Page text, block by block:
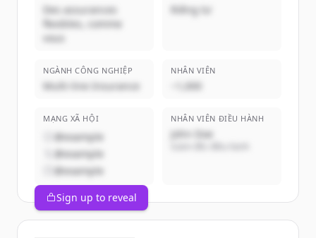
Des assurances
flexibles, comme
vous
Riêng tư
NGÀNH CÔNG NGHIỆP
Multi-line Insurance
NHÂN VIÊN
~1,000
MẠNG XÃ HỘI
@example
@example
@example
NHÂN VIÊN ĐIỀU HÀNH
John Doe
Sign up to reveal